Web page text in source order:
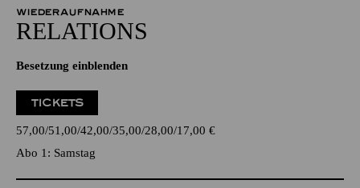
WIEDERAUFNAHME
RELATIONS
Besetzung einblenden
TICKETS
57,00 51,00 42,00 35,00 28,00 17,00 €
Abo 1: Samstag